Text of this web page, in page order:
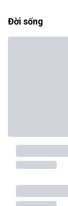
Đời sống